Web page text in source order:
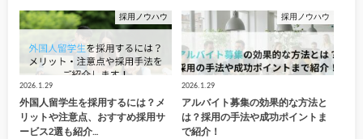
採用ノウハウ
2026.1.29
外国人留学生を採用するには？メ
リットや注意点、おすすめ採用サ
ービス2選も紹介…
採用ノウハウ
2026.1.29
アルバイト募集の効果的な方法と
は？採用の手法や成功ポイントま
で紹介！